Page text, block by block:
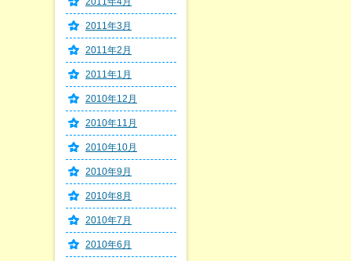
2011年3月
2011年2月
2011年1月
2010年12月
2010年11月
2010年10月
2010年9月
2010年8月
2010年7月
2010年6月